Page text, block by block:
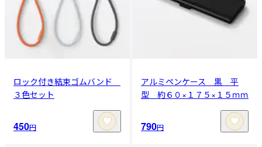
ロック付き結束ゴムバンド
３色セット
450円
アルミペンケース 黒 平
型 約６０×１７５×１５ｍｍ
790円